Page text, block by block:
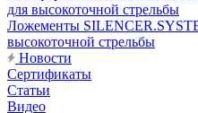
для высокоточной стрельбы
Ложементы
высокоточной стрельбы
Новости
Сертификаты
Статьи
Видео